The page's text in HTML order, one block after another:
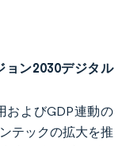
ョン2030デジタル
およびGDP連動の
テックの拡大を推